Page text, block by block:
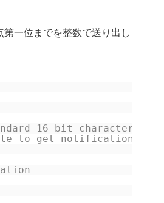
一位までを整数で送り出し
16-bit characteristic
to get notifications if